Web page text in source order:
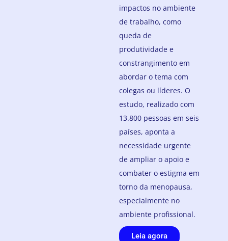
impactos no ambiente
de trabalho, como
queda de
produtividade e
constrangimento em
abordar o tema com
colegas ou líderes. O
estudo, realizado com
13.800 pessoas em seis
países, aponta a
necessidade urgente
de ampliar o apoio e
combater o estigma em
torno da menopausa,
especialmente no
ambiente profissional.
Leia agora